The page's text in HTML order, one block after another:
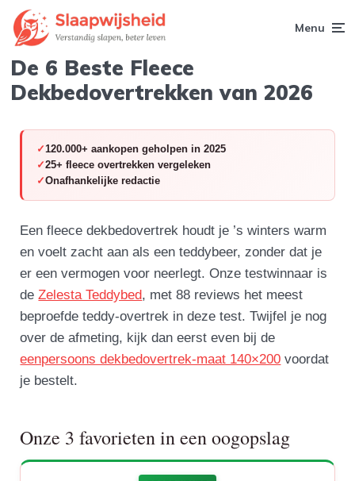
Menu
De 6 Beste Fleece
Dekbedovertrekken van 2026
120.000+ aankopen geholpen in 2025
25+ fleece overtrekken vergeleken
Onafhankelijke redactie
Een fleece dekbedovertrek houdt je ’s winters warm
en voelt zacht aan als een teddybeer, zonder dat je
er een vermogen voor neerlegt. Onze testwinnaar is
deZelesta Teddybed, met 88 reviews het meest
beproefde teddy-overtrek in deze test. Twijfel je nog
over de afmeting, kijk dan eerst even bij de
eenpersoons dekbedovertrek-maat 140×200 voordat
je bestelt.
Onze 3 favorieten in een oogopslag